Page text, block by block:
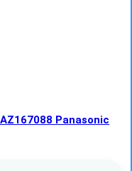
Panasonic